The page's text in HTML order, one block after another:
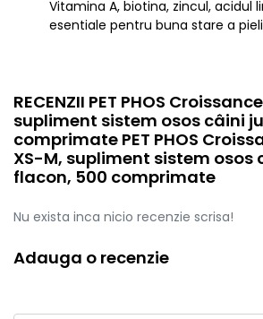
Vitamina A, biotina, zincul, acidul
esentiale pentru buna stare a
RECENZII PET PHOS
supliment sistem osos câini
comprimate PET PHOS
XS-M, supliment sistem osos
flacon, 500 comprimate
Nu exista inca nicio recenzie scrisa!
Adauga o recenzie